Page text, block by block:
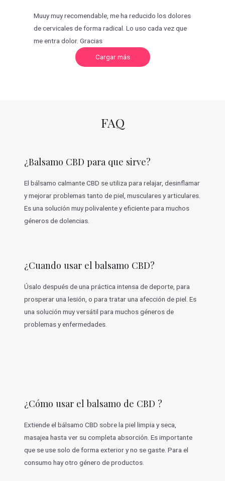
Muuy muy recomendable, me ha reducido los dolores
de cervicales de forma radical. Lo uso cada vez que
me entra dolor. Gracias
Cargar másC
r
i
o
e
s
FAQ
¿Balsamo CBD para que sirve?
El bálsamo calmante CBD se utiliza para relajar, desinflamar
y mejorar problemas tanto de piel, musculares y articulares.
Es una solución muy polivalente y eficiente para muchos
géneros de dolencias.
¿Cuando usar el balsamo CBD?
Úsalo después de una práctica intensa de deporte, para
prosperar una lesión, o para tratar una afección de piel. Es
una solución muy versátil para muchos géneros de
problemas y enfermedades.
¿Cómo usar el balsamo de CBD ?
Extiende el bálsamo CBD sobre la piel limpia y seca,
masajea hasta ver su completa absorción. Es importante
que se use solo de forma exterior y no se gaste. Para el
consumo hay otro género de productos.